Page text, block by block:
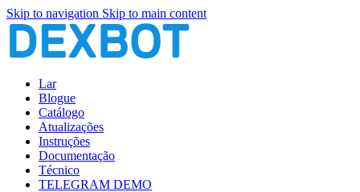
Skip to navigation Skip to main content
Lar
Blogue
Catálogo
Atualizações
Instruções
Documentação
Técnico
TELEGRAM DEMO